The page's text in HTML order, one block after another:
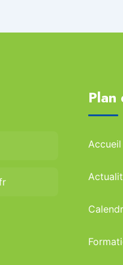
Plan
Accueil